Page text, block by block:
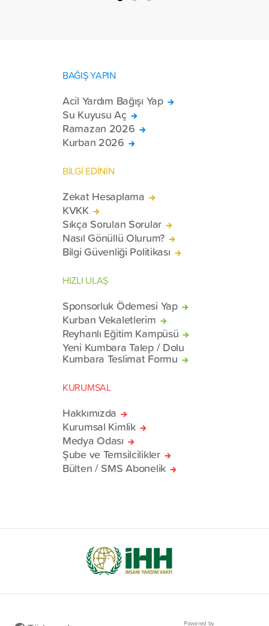
BAĞIŞ YAPIN
Acil Yardım Bağışı Yap
Su Kuyusu Aç
Ramazan 2026
Kurban 2026
BİLGİ EDİNİN
Zekat Hesaplama
KVKK
Sıkça Sorulan Sorular
Nasıl Gönüllü Olurum?
Bilgi Güvenliği Politikası
HIZLI ULAŞ
Sponsorluk Ödemesi Yap
Kurban Vekaletlerim
Reyhanlı Eğitim Kampüsü
Yeni Kumbara Talep / Dolu
Kumbara Teslimat Formu
KURUMSAL
Hakkımızda
Kurumsal Kimlik
Medya Odası
Şube ve Temsilcilikler
Bülten / SMS Abonelik
Powered by